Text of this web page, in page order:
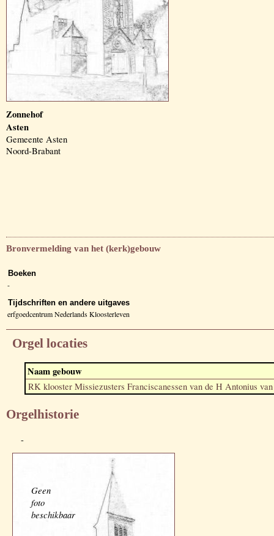
Zonnehof
Asten
Gemeente Asten
Noord-Brabant
Bronvermelding van het (kerk)gebouw
Boeken
-
Tijdschriften en andere uitgaves
erfgoedcentrum Nederlands Kloosterleven
Orgel locaties
Naam gebouw
RK klooster Missiezusters Franciscanessen van de H Antonius van
Orgelhistorie
-
Geen
foto
beschikbaar